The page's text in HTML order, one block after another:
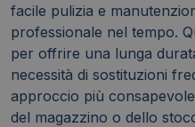
facile pulizia e
professionale nel tempo.
per offrire una lunga
necessità di sostituzioni
approccio più
del magazzino o dello